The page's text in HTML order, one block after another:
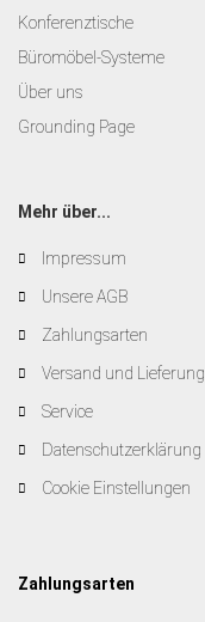
Konferenztische
Büromöbel-Systeme
Über uns
Grounding Page
Mehr über...
Impressum
Unsere AGB
Zahlungsarten
Versand und Lieferung
Service
Datenschutzerklärung
Cookie Einstellungen
Zahlungsarten